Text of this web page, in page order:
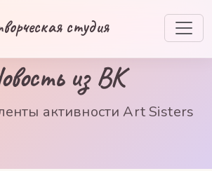
студия
из ВК
активности Art Sisters